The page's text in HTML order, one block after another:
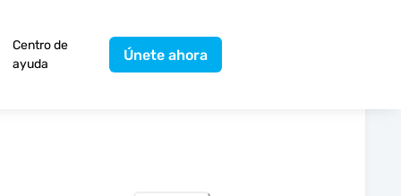
Centro de
ayuda
Únete ahora